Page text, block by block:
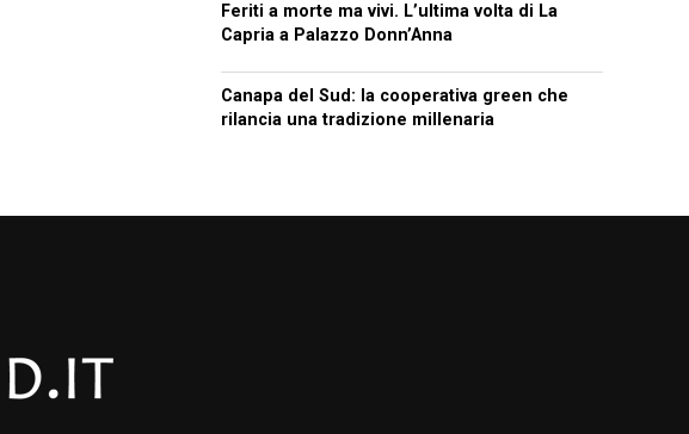
Feriti a morte ma vivi. L’ultima volta di La
Capria a Palazzo Donn’Anna
Canapa del Sud: la cooperativa green che
rilancia una tradizione millenaria